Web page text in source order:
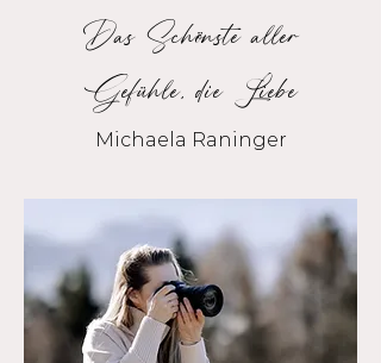
Das Schönste aller
Gefühle, die Liebe
Michaela Raninger